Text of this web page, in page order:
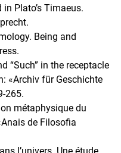
Plato’s Timaeus.
Being and
“Such” in the receptacle
«Archiv für Geschichte
265.
métaphysique du
de Filosofia
l’univers. Une étude